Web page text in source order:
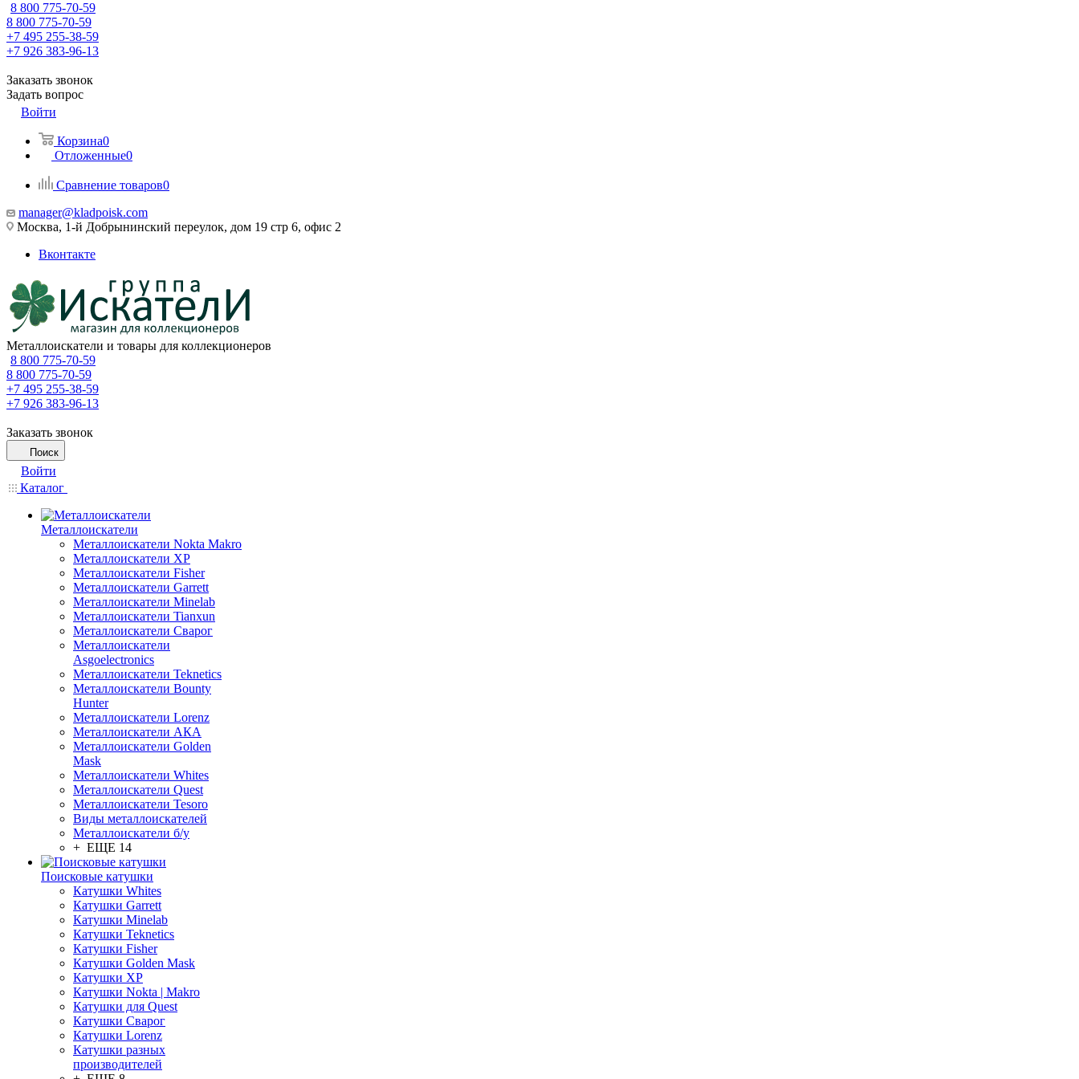
8 800 775-70-59
8 800 775-70-59
+7 495 255-38-59
+7 926 383-96-13
Заказать звонок
Задать вопрос
Войти
Корзина0
Отложенные0
Сравнение товаров0
manager@kladpoisk.com
Москва, 1-й Добрынинский переулок, дом 19 стр 6, офис 2
Вконтакте
Металлоискатели и товары для коллекционеров
8 800 775-70-59
8 800 775-70-59
+7 495 255-38-59
+7 926 383-96-13
Заказать звонок
Поиск
Войти
Каталог
Металлоискатели
Металлоискатели Nokta Makro
Металлоискатели XP
Металлоискатели Fisher
Металлоискатели Garrett
Металлоискатели Minelab
Металлоискатели Tianxun
Металлоискатели Сварог
Металлоискатели
Asgoelectronics
Металлоискатели Teknetics
Металлоискатели Bounty
Hunter
Металлоискатели Lorenz
Металлоискатели АКА
Металлоискатели Golden
Mask
Металлоискатели Whites
Металлоискатели Quest
Металлоискатели Tesoro
Виды металлоискателей
Металлоискатели б/у
+ ЕЩЕ 14
Поисковые катушки
Катушки Whites
Катушки Garrett
Катушки Minelab
Катушки Teknetics
Катушки Fisher
Катушки Golden Mask
Катушки XP
Катушки Nokta | Makro
Катушки для Quest
Катушки Сварог
Катушки Lorenz
Катушки разных
производителей